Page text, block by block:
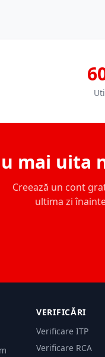
mai uita
Creează un cont
ultima zi
VERIFICĂRI
Verificare ITP
Verificare RCA